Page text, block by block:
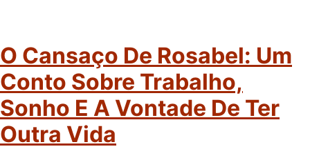
O Cansaço De Rosabel: Um
Conto Sobre Trabalho,
Sonho E A Vontade De Ter
Outra Vida